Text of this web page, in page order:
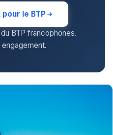
le BTP
BTP francophones.